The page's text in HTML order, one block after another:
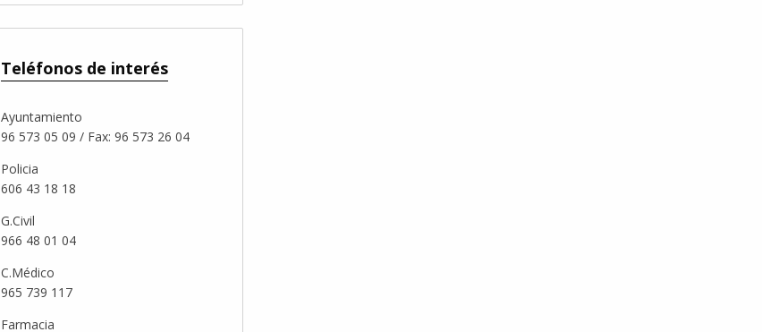
Teléfonos de interés
Ayuntamiento
96 573 05 09 / Fax: 96 573 26 04
Policia
606 43 18 18
G.Civil
966 48 01 04
C.Médico
965 739 117
Farmacia